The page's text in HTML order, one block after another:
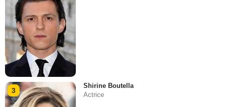
3
Shirine Boutella
Actrice